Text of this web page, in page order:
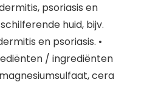
psoriasis en
huid, bijv.
en psoriasis. •
/ ingrediënten
cera